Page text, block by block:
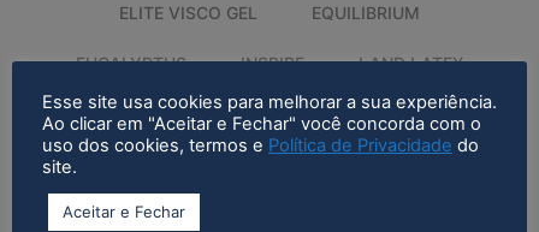
ELITE VISCO GEL EQUILIBRIUM
EUCALYPTUS INSPIRE LAND LATEX
LAND PLUSH SUPPORT SUPREME LATEX
Esse site usa cookies para melhorar a sua experiência.
Ao clicar em "Aceitar e Fechar" você concorda com o
uso dos cookies, termos e Política de Privacidade do
site.
Aceitar e Fechar